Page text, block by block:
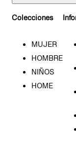
Colecciones
MUJER
HOMBRE
NIÑOS
HOME